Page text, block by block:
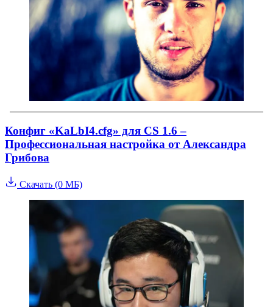
Конфиг «KaLbI4.cfg» для CS 1.6 –
Профессиональная настройка от Александра
Грибова
Скачать (0 МБ)